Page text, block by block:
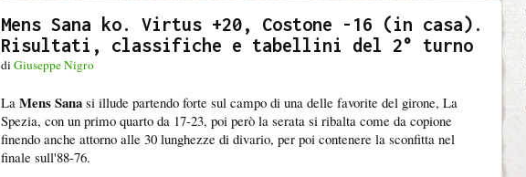
Mens Sana ko. Virtus +20, Costone -16 (in casa).
Risultati, classifiche e tabellini del 2° turno
diGiuseppe Nigro
La Mens Sana si illude partendo forte sul campo di una delle favorite del girone, La
Spezia, con un primo quarto da 17-23, poi però la serata si ribalta come da copione
finendo anche attorno alle 30 lunghezze di divario, per poi contenere la sconfitta nel
finale sull'88-76.